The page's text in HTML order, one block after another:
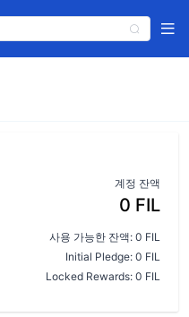
계정 잔액
0 FIL
사용 가능한 잔액: 0 FIL
Initial Pledge: 0 FIL
Locked Rewards: 0 FIL